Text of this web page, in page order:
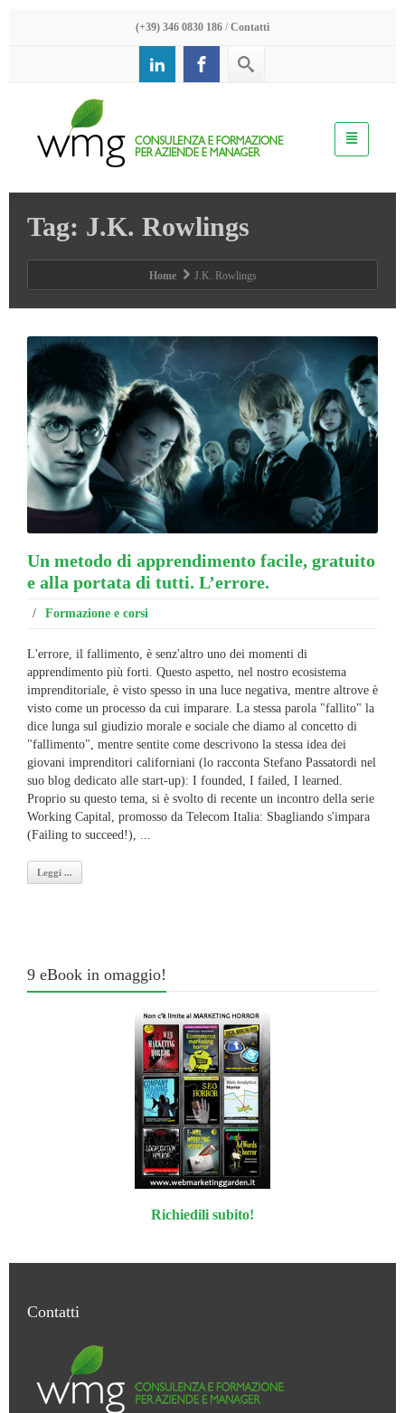
(+39) 346 0830 186 / Contatti
Tag: J.K. Rowlings
Home J.K. Rowlings
Un metodo di apprendimento facile, gratuito
e alla portata di tutti. L’errore.
/ Formazione e corsi
L'errore, il fallimento, è senz'altro uno dei momenti di
apprendimento più forti. Questo aspetto, nel nostro ecosistema
imprenditoriale, è visto spesso in una luce negativa, mentre altrove è
visto come un processo da cui imparare. La stessa parola "fallito" la
dice lunga sul giudizio morale e sociale che diamo al concetto di
"fallimento", mentre sentite come descrivono la stessa idea dei
giovani imprenditori californiani (lo racconta Stefano Passatordi nel
suo blog dedicato alle start-up): I founded, I failed, I learned.
Proprio su questo tema, si è svolto di recente un incontro della serie
Working Capital, promosso da Telecom Italia: Sbagliando s'impara
(Failing to succeed!), ...
Leggi ...
9 eBook in omaggio!
Richiedili subito!
Contatti